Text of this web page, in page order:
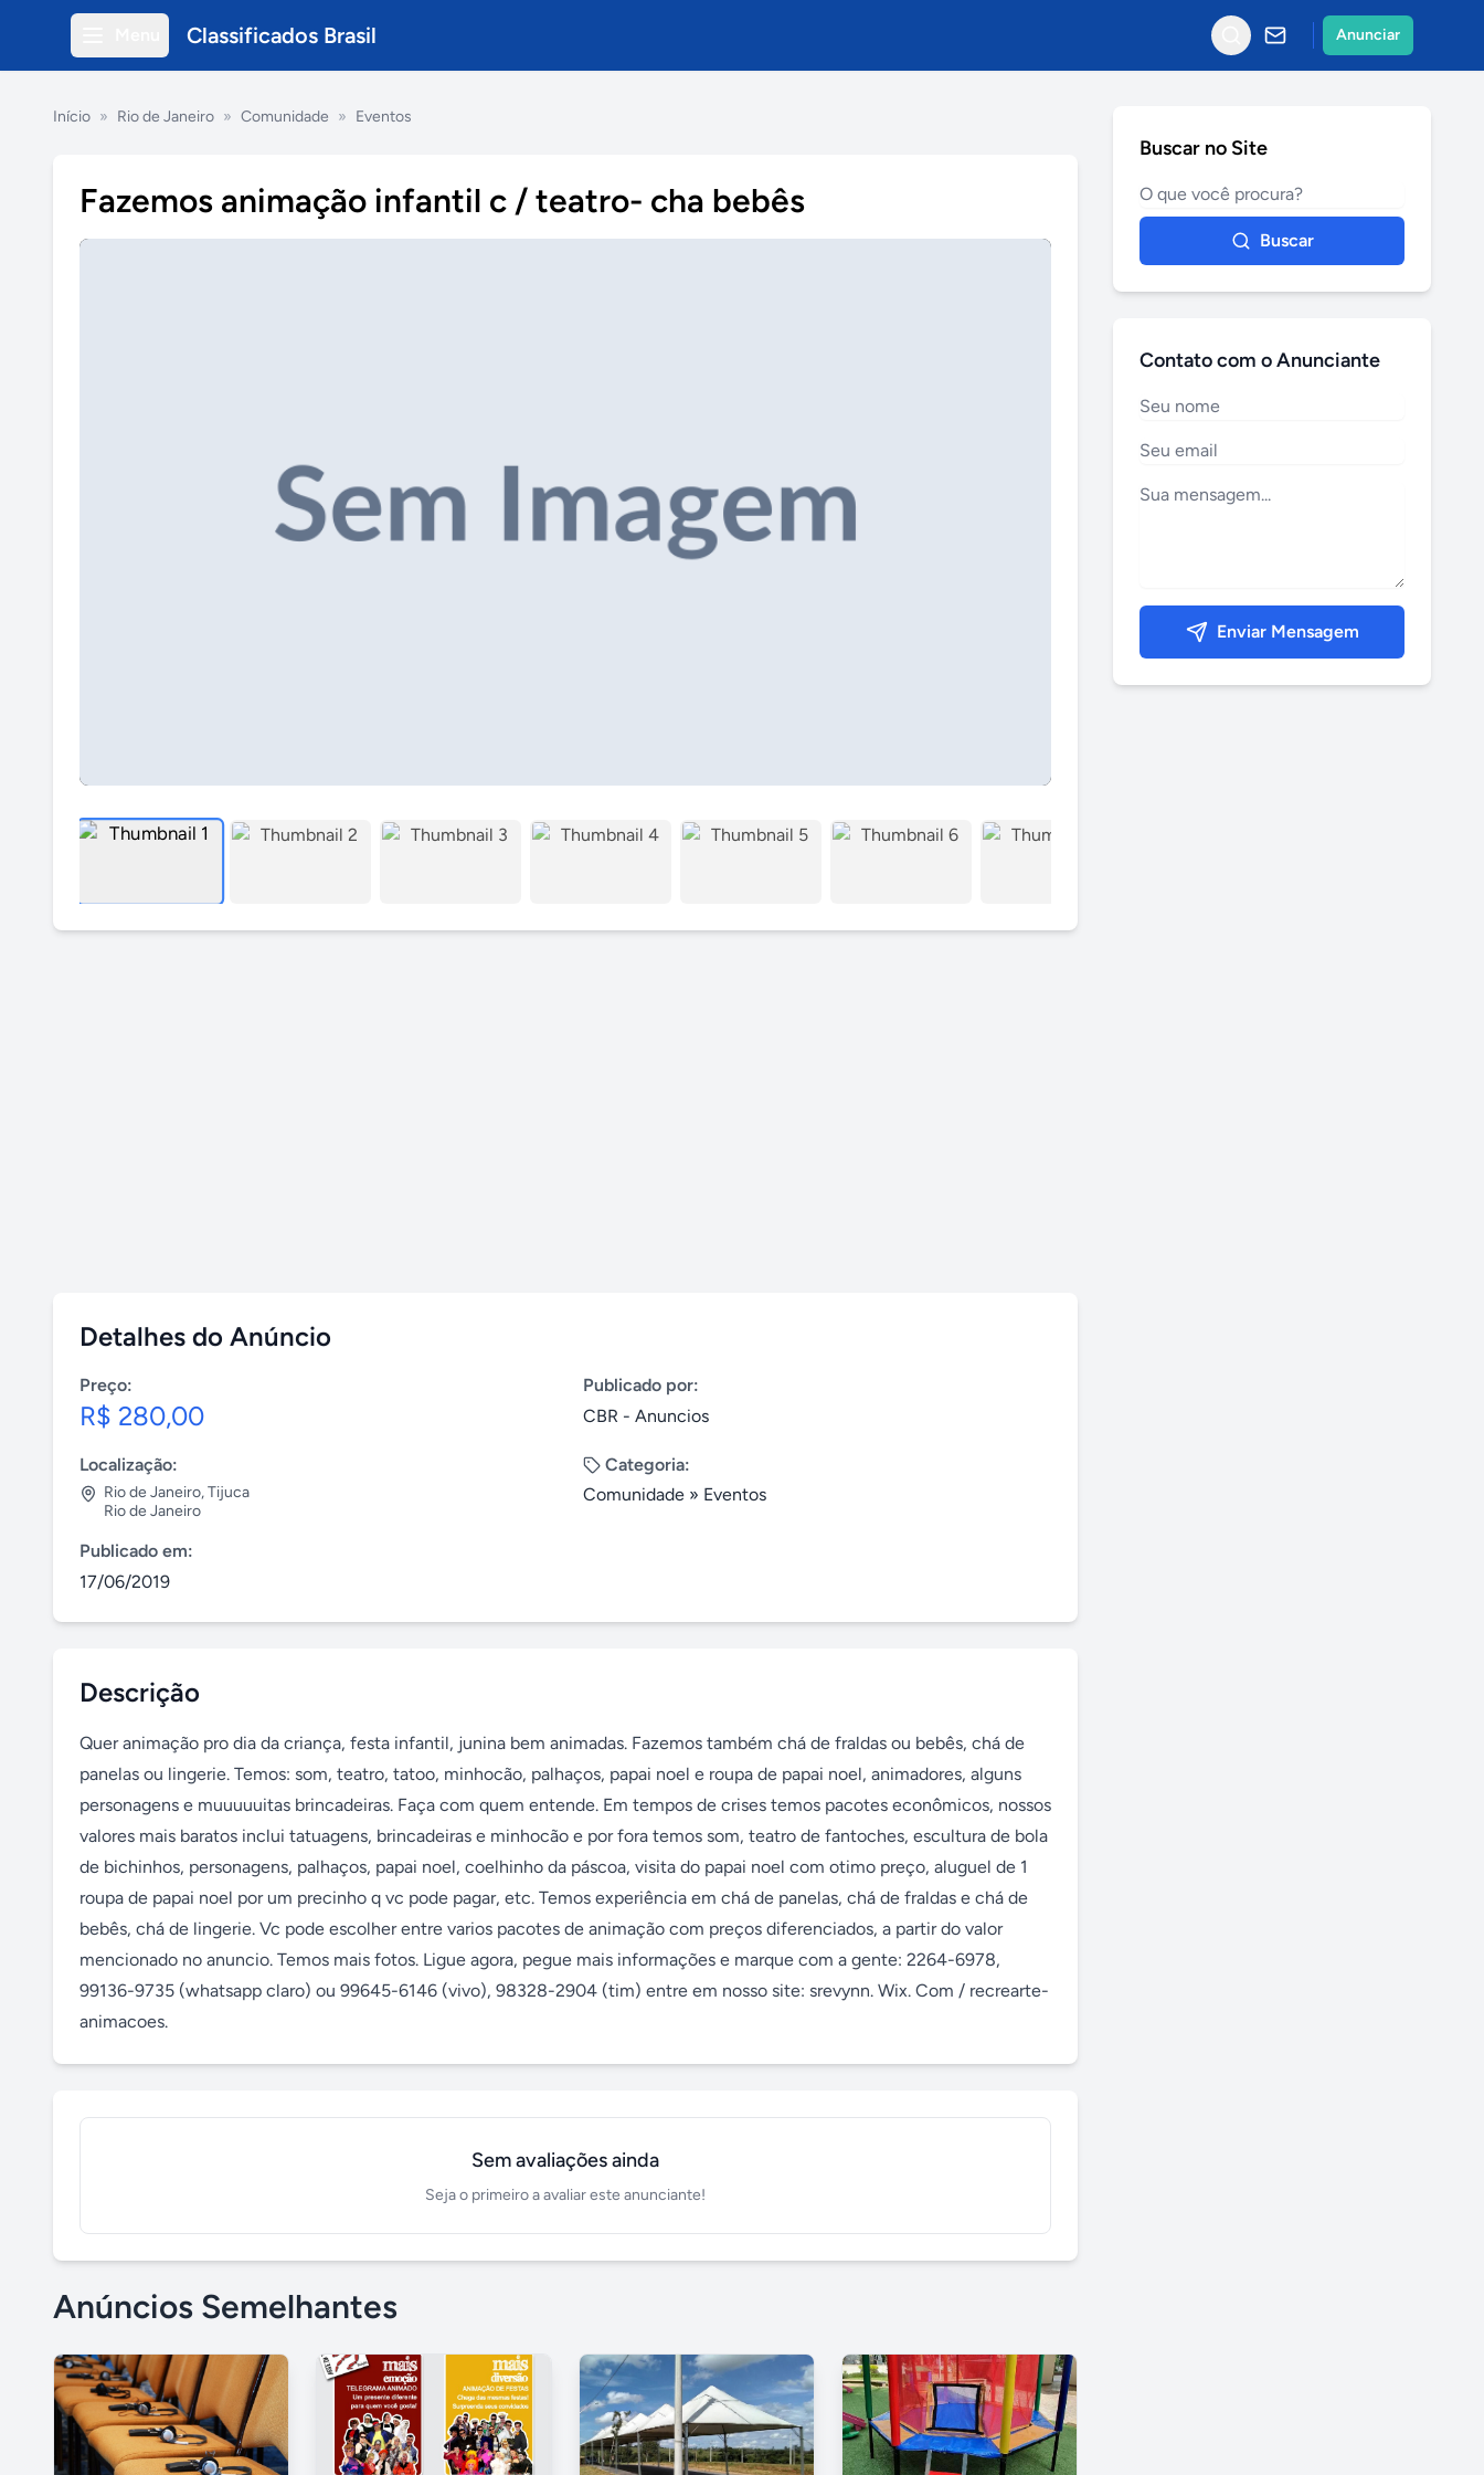
Classificados Brasil Anunciar
Início » Rio de Janeiro » Comunidade » Eventos
Fazemos animação infantil c / teatro- cha bebês
Detalhes do Anúncio
Preço:
R$ 280,00
Publicado por:
CBR - Anuncios
Localização:
Rio de Janeiro,Tijuca
Rio de Janeiro
Categoria:
Comunidade » Eventos
Publicado em:
17/06/2019
Descrição
Quer animação pro dia da criança, festa infantil, junina bem animadas. Fazemos também chá de fraldas ou bebês, chá de
panelas ou lingerie. Temos: som, teatro, tatoo, minhocão, palhaços, papai noel e roupa de papai noel, animadores, alguns
personagens e muuuuuitas brincadeiras. Faça com quem entende. Em tempos de crises temos pacotes econômicos, nossos
valores mais baratos inclui tatuagens, brincadeiras e minhocão e por fora temos som, teatro de fantoches, escultura de bola
de bichinhos, personagens, palhaços, papai noel, coelhinho da páscoa, visita do papai noel com otimo preço, aluguel de 1
roupa de papai noel por um precinho q vc pode pagar, etc. Temos experiência em chá de panelas, chá de fraldas e chá de
bebês, chá de lingerie. Vc pode escolher entre varios pacotes de animação com preços diferenciados, a partir do valor
mencionado no anuncio. Temos mais fotos. Ligue agora, pegue mais informações e marque com a gente: 2264-6978,
99136-9735 (whatsapp claro) ou 99645-6146 (vivo), 98328-2904 (tim) entre em nosso site: srevynn. Wix. Com / recrearte-
animacoes.
Sem avaliações ainda
Seja o primeiro a avaliar este anunciante!
Anúncios Semelhantes
Buscar no Site
Buscar
Contato com o Anunciante
Enviar Mensagem